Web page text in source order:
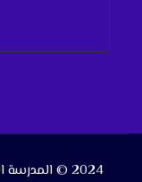
2024 ©